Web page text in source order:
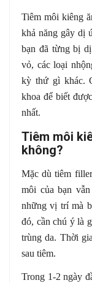
Tiêm môi kiêng
khả năng gây dị
bạn đã từng bị
vỏ, các loại
kỳ thứ gì khác.
khoa để biết
nhất.
Tiêm môi
không?
Mặc dù tiêm
môi của bạn
những vị trí mà
đó, cần chú ý là
trùng da. Thời
sau tiêm.
Trong 1-2 ngày